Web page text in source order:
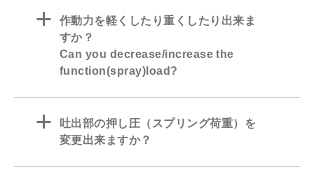
a
作動力を軽くしたり重くしたり出来ま
すか？
Can you decrease/increase the
function(spray)load?
a
吐出部の押し圧（スプリング荷重）を
変更出来ますか？